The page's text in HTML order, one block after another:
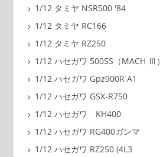
1/12 タミヤ NSR500 '84
1/12 タミヤ RC166
1/12 タミヤ RZ250
1/12 ハセガワ 500SS（MACH Ⅲ）
1/12 ハセガワ Gpz900R A1
1/12 ハセガワ GSX-R750
1/12 ハセガワ KH400
1/12 ハセガワ RG400ガンマ
1/12 ハセガワ RZ250 (4L3